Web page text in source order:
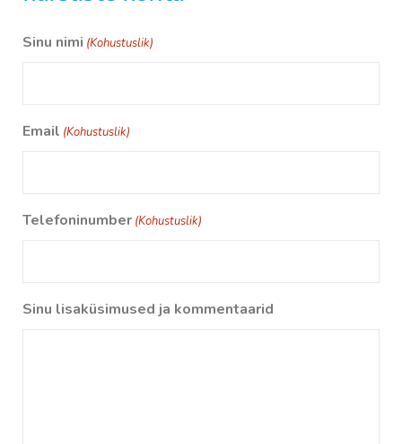
Sinu nimi (Kohustuslik)
Email (Kohustuslik)
Telefoninumber (Kohustuslik)
Sinu lisaküsimused ja kommentaarid